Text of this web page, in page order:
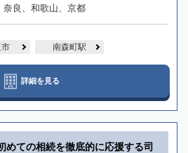
奈良、和歌山、京都
南森町駅
詳細を見る
めての相続を徹底的に応援する司